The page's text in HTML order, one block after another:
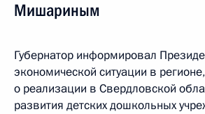
Мишариным
Губернатор информировал
экономической ситуации в
о реализации в Свердловской
развития детских дошкольных